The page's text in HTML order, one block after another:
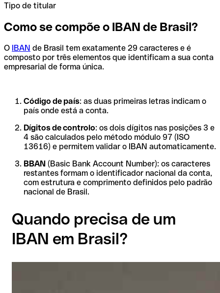
Tipo de titular
Como se compõe o IBAN de Brasil?
O IBAN de Brasil tem exatamente 29 caracteres e é
composto por três elementos que identificam a sua conta
empresarial de forma única.
Código de país: as duas primeiras letras indicam o
país onde está a conta.
Dígitos de controlo: os dois dígitos nas posições 3 e
4 são calculados pelo método módulo 97 (ISO
13616) e permitem validar o IBAN automaticamente.
BBAN (Basic Bank Account Number): os caracteres
restantes formam o identificador nacional da conta,
com estrutura e comprimento definidos pelo padrão
nacional de Brasil.
Quando precisa de um
IBAN em Brasil?